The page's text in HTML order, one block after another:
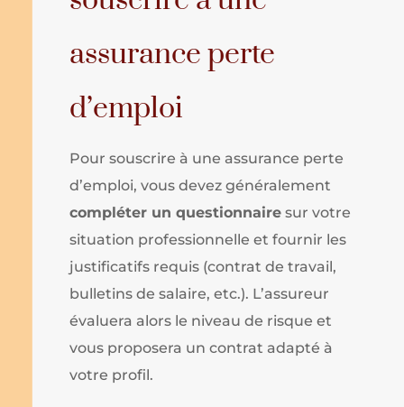
assurance perte
d’emploi
Pour souscrire à une assurance perte
d’emploi, vous devez généralement
compléter un questionnaire sur votre
situation professionnelle et fournir les
justificatifs requis (contrat de travail,
bulletins de salaire, etc.). L’assureur
évaluera alors le niveau de risque et
vous proposera un contrat adapté à
votre profil.